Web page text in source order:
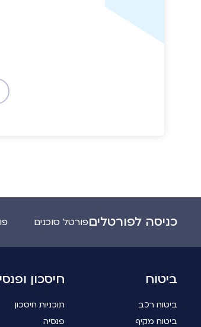
כניסה לפורטליםפורטל סוכנים
ביטוח
ביטוח רכב
ביטוח מקיף
חיסכון
תוכניות חיסכון
פנסיה